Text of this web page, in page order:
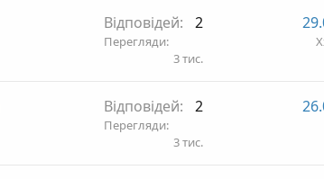
Відповідей 2
Перегляди
3 тис.
Відповідей 2
Перегляди
3 тис.